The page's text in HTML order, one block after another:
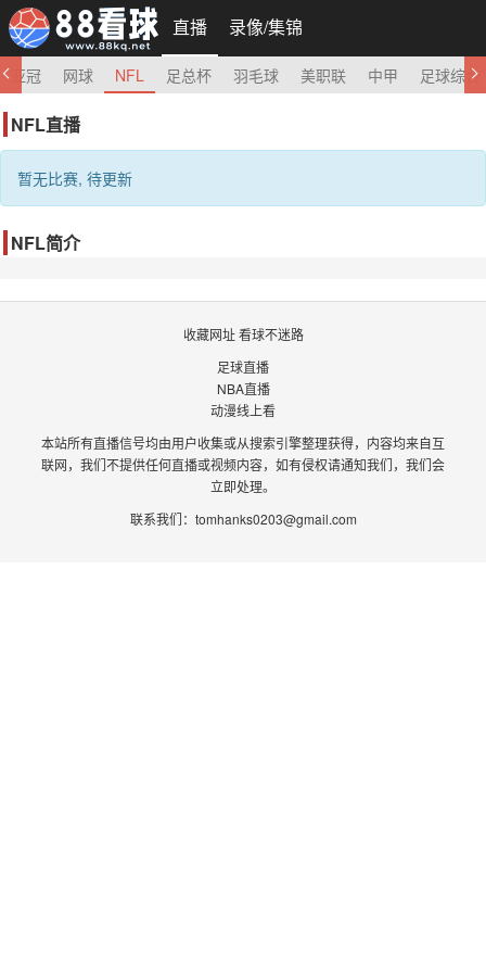
直播 录像/集锦
亚冠 网球 NFL 足总杯 羽毛球 美职联 中甲 足球综合
NFL直播
暂无比赛, 待更新
NFL简介
收藏网址 看球不迷路
足球直播
NBA直播
动漫线上看
本站所有直播信号均由用户收集或从搜索引擎整理获得，内容均来自互
联网，我们不提供任何直播或视频内容，如有侵权请通知我们，我们会
立即处理。
联系我们： tomhanks0203@gmail.com